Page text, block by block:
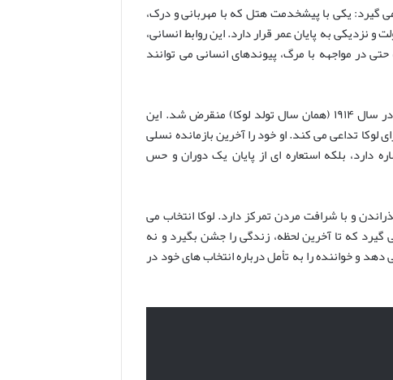
گیرد: یکی با پیشخدمت هتل که با مهربانی و درک،
نزدیکی به پایان عمر قرار دارد. این روابط انسانی،
در مواجهه با مرگ، پیوندهای انسانی می توانند
است. مارتا، نام آخرین کبوتر مسافری است که در سال ۱۹۱۴ (همان سال تولد لوکا) منقرض شد. این
لوکا تداعی می کند. او خود را آخرین بازمانده نسلی
دارد، بلکه استعاره ای از پایان یک دوران و حس
و با شرافت مردن تمرکز دارد. لوکا انتخاب می
که تا آخرین لحظه، زندگی را جشن بگیرد و نه
و خواننده را به تأمل درباره انتخاب های خود در